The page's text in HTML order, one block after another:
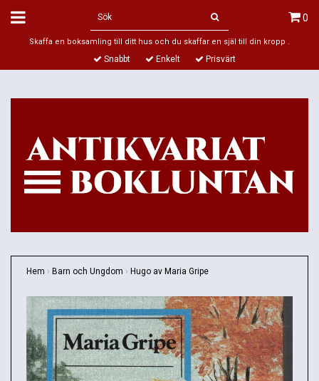
0
Skaffa en boksamling till ditt hus och du skaffar en själ till din kropp .
Snabbt Enkelt Prisvärt
Hem › Barn och Ungdom › Hugo av Maria Gripe